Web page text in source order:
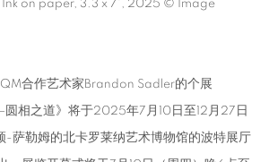
Ink on paper, 3.3 x 7', 2025 © Image
合作艺术家Brandon Sadler的个展
相之道》将于2025年7月10日至12月27日
-萨勒姆的北卡罗莱纳艺术博物馆的波特展厅